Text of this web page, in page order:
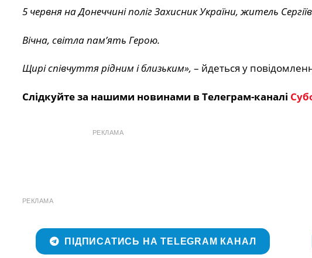
5 червня на Донеччині поліг Захисник України, житель
Вічна, світла пам’ять Герою.
Щирі співчуття рідним і близьким», – йдеться у
Слідкуйте за нашими новинами в Телеграм-каналі
РЕКЛАМА
РЕКЛАМА
ПІДПИСАТИСЬ НА TELEGRAM КАНАЛ